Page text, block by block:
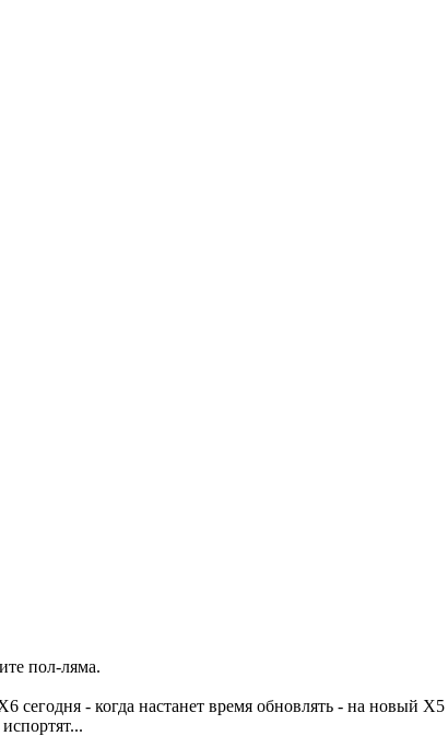
пол-ляма.
- когда настанет время обновлять - на новый Х5